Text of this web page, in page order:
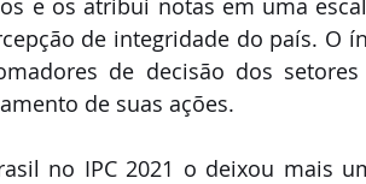
de integridade do país. O
de decisão dos
de suas ações.
no IPC 2021 o deixou mais